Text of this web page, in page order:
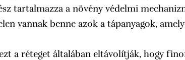
tartalmazza a növény védelmi
vannak benne azok a tápanyagok,
a réteget általában eltávolítják, hogy